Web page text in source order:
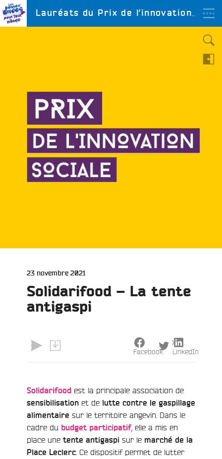
Aller
au
contenu
POUR TOUT LE MONDE !
Publié
23 novembre 2021
Solidarifood – La tente
antigaspi
Solidarifood est la principale association de
sensibilisation et de lutte contre le gaspillage
alimentaire sur le territoire angevin. Dans le
cadre du budget participatif, elle a mis en
place une tente antigaspi sur le marché de la
Place Leclerc . Ce dispositif permet de lutter
Facebook
X
LinkedIn